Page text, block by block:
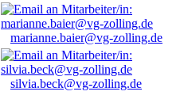
marianne.baier@vg-zolling.de
silvia.beck@vg-zolling.de